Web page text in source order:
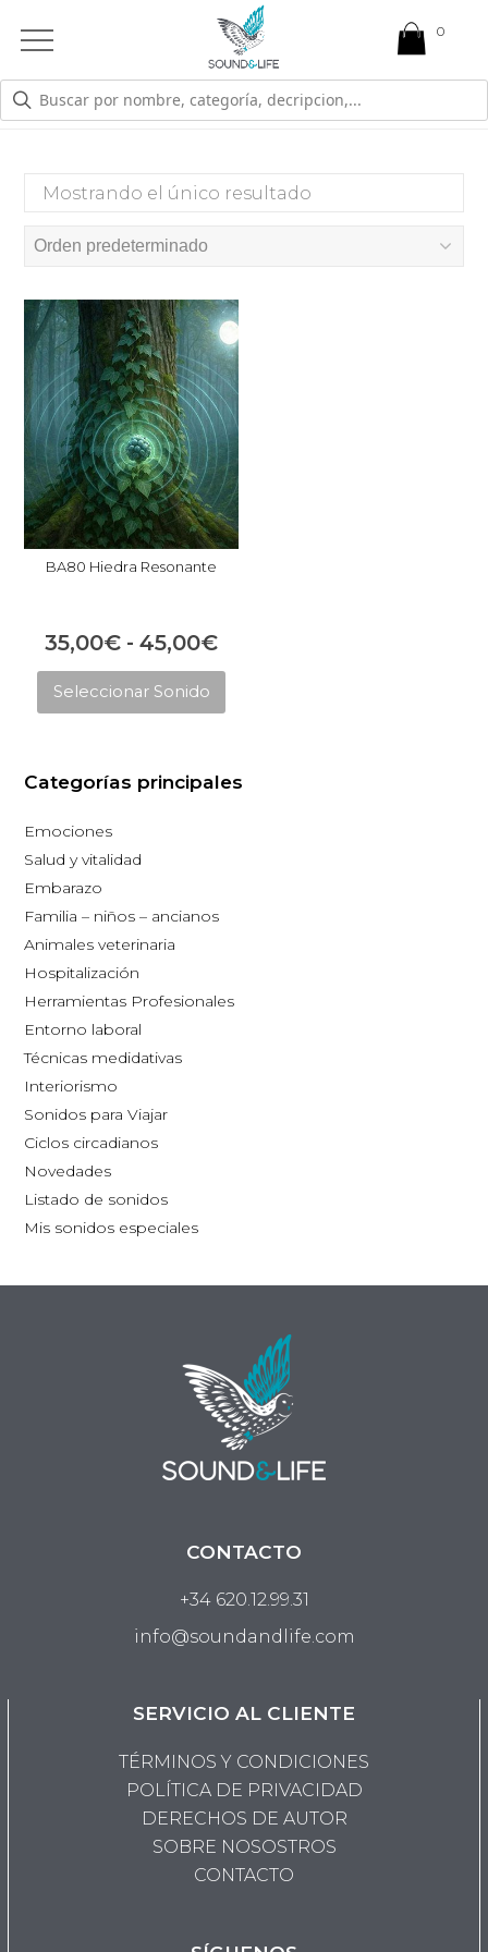
Open
Menu
COGNICIÓN
Mostrando el único resultado
BA80 Hiedra Resonante
35,00€ - 45,00€Rango
de
precios:
35,00€
Seleccionar Sonido
Este
variantes.
página
Categorías principales
Emociones
Salud y vitalidad
Embarazo
Familia – niños – ancianos
Animales veterinaria
Hospitalización
Herramientas Profesionales
Entorno laboral
Técnicas medidativas
Interiorismo
Sonidos para Viajar
Ciclos circadianos
Novedades
Listado de sonidos
Mis sonidos especiales
CONTACTO
+34 620.12.99.31
info@soundandlife.com
SERVICIO AL CLIENTE
TÉRMINOS Y CONDICIONES
POLÍTICA DE PRIVACIDAD
DERECHOS DE AUTOR
SOBRE NOSOSTROS
CONTACTO
0